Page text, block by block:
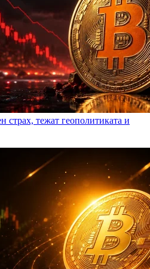
страх, тежат геополитиката и